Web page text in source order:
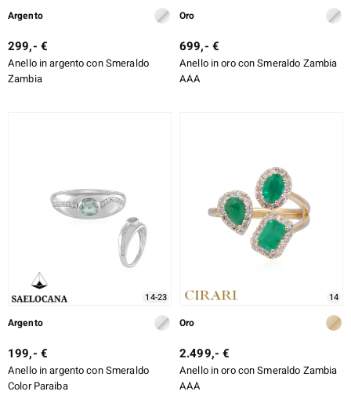
Argento
299,- €
Anello in argento con Smeraldo
Zambia
Oro
699,- €
Anello in oro con Smeraldo Zambia
AAA
14-23
Argento
199,- €
Anello in argento con Smeraldo
Color Paraiba
14
Oro
2.499,- €
Anello in oro con Smeraldo Zambia
AAA